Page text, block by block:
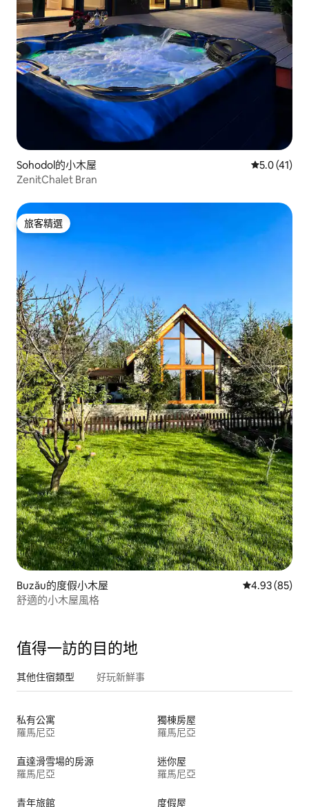
Sohodol的小木屋 從 41 則評
5.0 (41)
ZenitChalet Bran
旅客精選
旅客精選
Buzău的度假小木屋 從 85 則評價
4.93 (85)
舒適的小木屋風格
值得一訪的目的地
其他住宿類型 好玩新鮮事
私有公寓
羅馬尼亞
獨棟房屋
羅馬尼亞
直達滑雪場的房源
羅馬尼亞
迷你屋
羅馬尼亞
青年旅館 度假屋